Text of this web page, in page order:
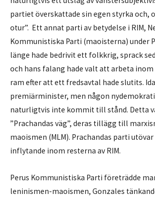
partiet överskattade sin egen styrka och,
otur”. Ett annat parti av betydelse i RIM,
Kommunistiska Parti (maoisterna) under
länge hade bedrivit ett folkkrig, sprack
och hans falang hade valt att arbeta
ram efter att ett fredsavtal hade slutits.
premiärminister, men någon
naturligtvis inte kommit till stånd. Detta
”Prachandas väg”, deras tillägg till
maoismen (MLM). Prachandas parti
inflytande inom resterna av RIM.
Perus Kommunistiska Parti företrädde
leninismen-maoismen, Gonzales